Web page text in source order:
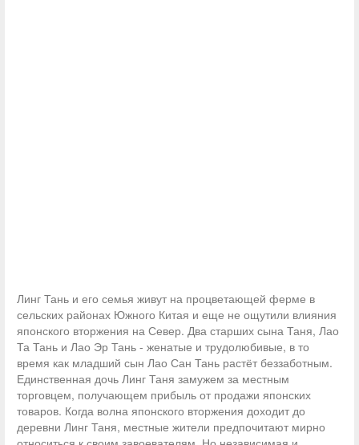
Линг Тань и его семья живут на процветающей ферме в
сельских районах Южного Китая и еще не ощутили влияния
японского вторжения на Север. Два старших сына Таня, Лао
Та Тань и Лао Эр Тань - женатые и трудолюбивые, в то
время как младший сын Лао Сан Тань растёт беззаботным.
Единственная дочь Линг Таня замужем за местным
торговцем, получающем прибыль от продажи японских
товаров. Когда волна японского вторжения доходит до
деревни Линг Таня, местные жители предпочитают мирно